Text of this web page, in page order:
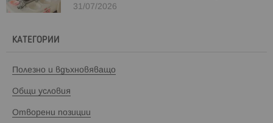
развитие
31/07/2026
КАТЕГОРИИ
Полезно и вдъхновяващо
Общи условия
Отворени позиции